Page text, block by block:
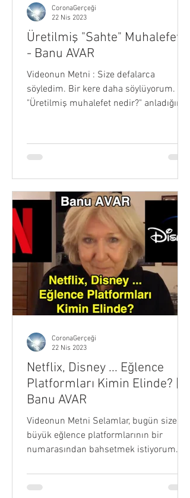
Üretilmiş "Sahte" Muhalefet !
- Banu AVAR
Videonun Metni : Size defalarca
söyledim. Bir kere daha söylüyorum.
"Üretilmiş muhalefet nedir?" anladığınız
CoronaGerçeği
22 Nis 2023
Netflix, Disney ... Eğlence
Platformları Kimin Elinde? |
Banu AVAR
Videonun Metni Selamlar, bugün size
büyük eğlence platformlarının bir
numarasından bahsetmek istiyorum.
CoronaGerçeği
22 Nis 2023